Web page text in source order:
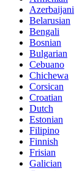
Azerbaijani
Belarusian
Bengali
Bosnian
Bulgarian
Cebuano
Chichewa
Corsican
Croatian
Dutch
Estonian
Filipino
Finnish
Frisian
Galician